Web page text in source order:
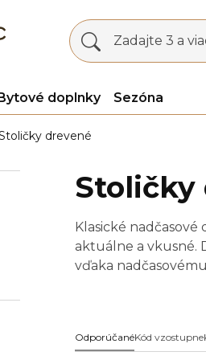
Zadajte 3 a
doplnky Sezóna
drevené
Stoličky
Klasické
aktuálne a vkusné.
vďaka
OdporúčanéKód vzostupne